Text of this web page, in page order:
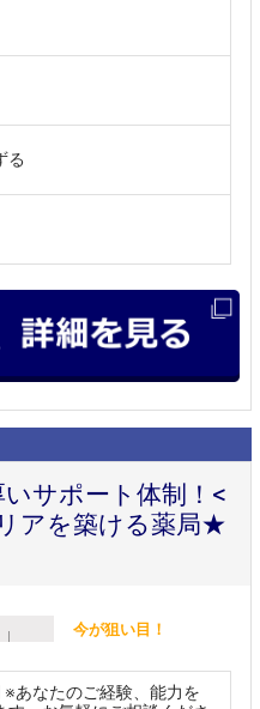
る
サポート体制！<
アを築ける薬局★
今が狙い目！
あなたのご経験、能力を